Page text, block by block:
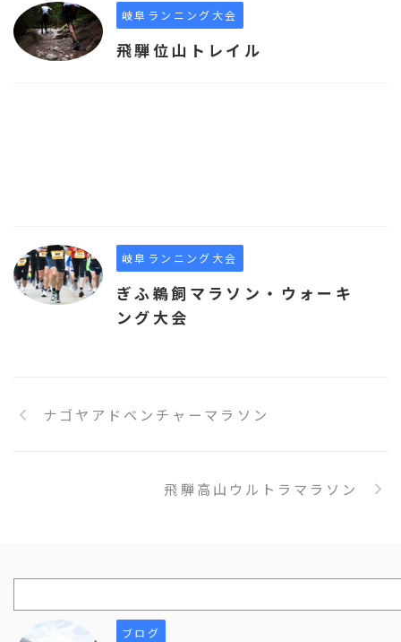
岐阜ランニング大会
飛騨位山トレイル
岐阜ランニング大会
ぎふ鵜飼マラソン・ウォーキ
ング大会
ナゴヤアドベンチャーマラソン
飛騨高山ウルトラマラソン
ブログ